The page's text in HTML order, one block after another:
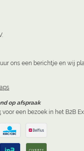
ons een berichtje en wij
op afspraak
voor een bezoek in het B2B